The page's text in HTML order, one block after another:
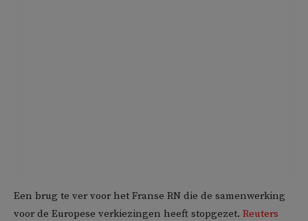
Een brug te ver voor het Franse RN die de samenwerking
voor de Europese verkiezingen heeft stopgezet. Reuters